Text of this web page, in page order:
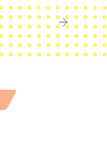
すか？